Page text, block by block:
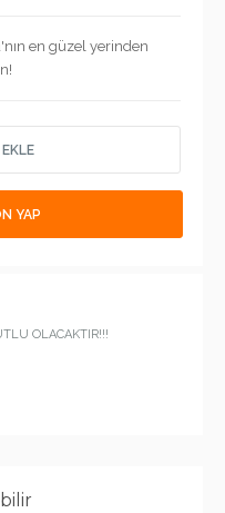
en güzel yerinden
EKLE
YAP
OLACAKTIR!!!